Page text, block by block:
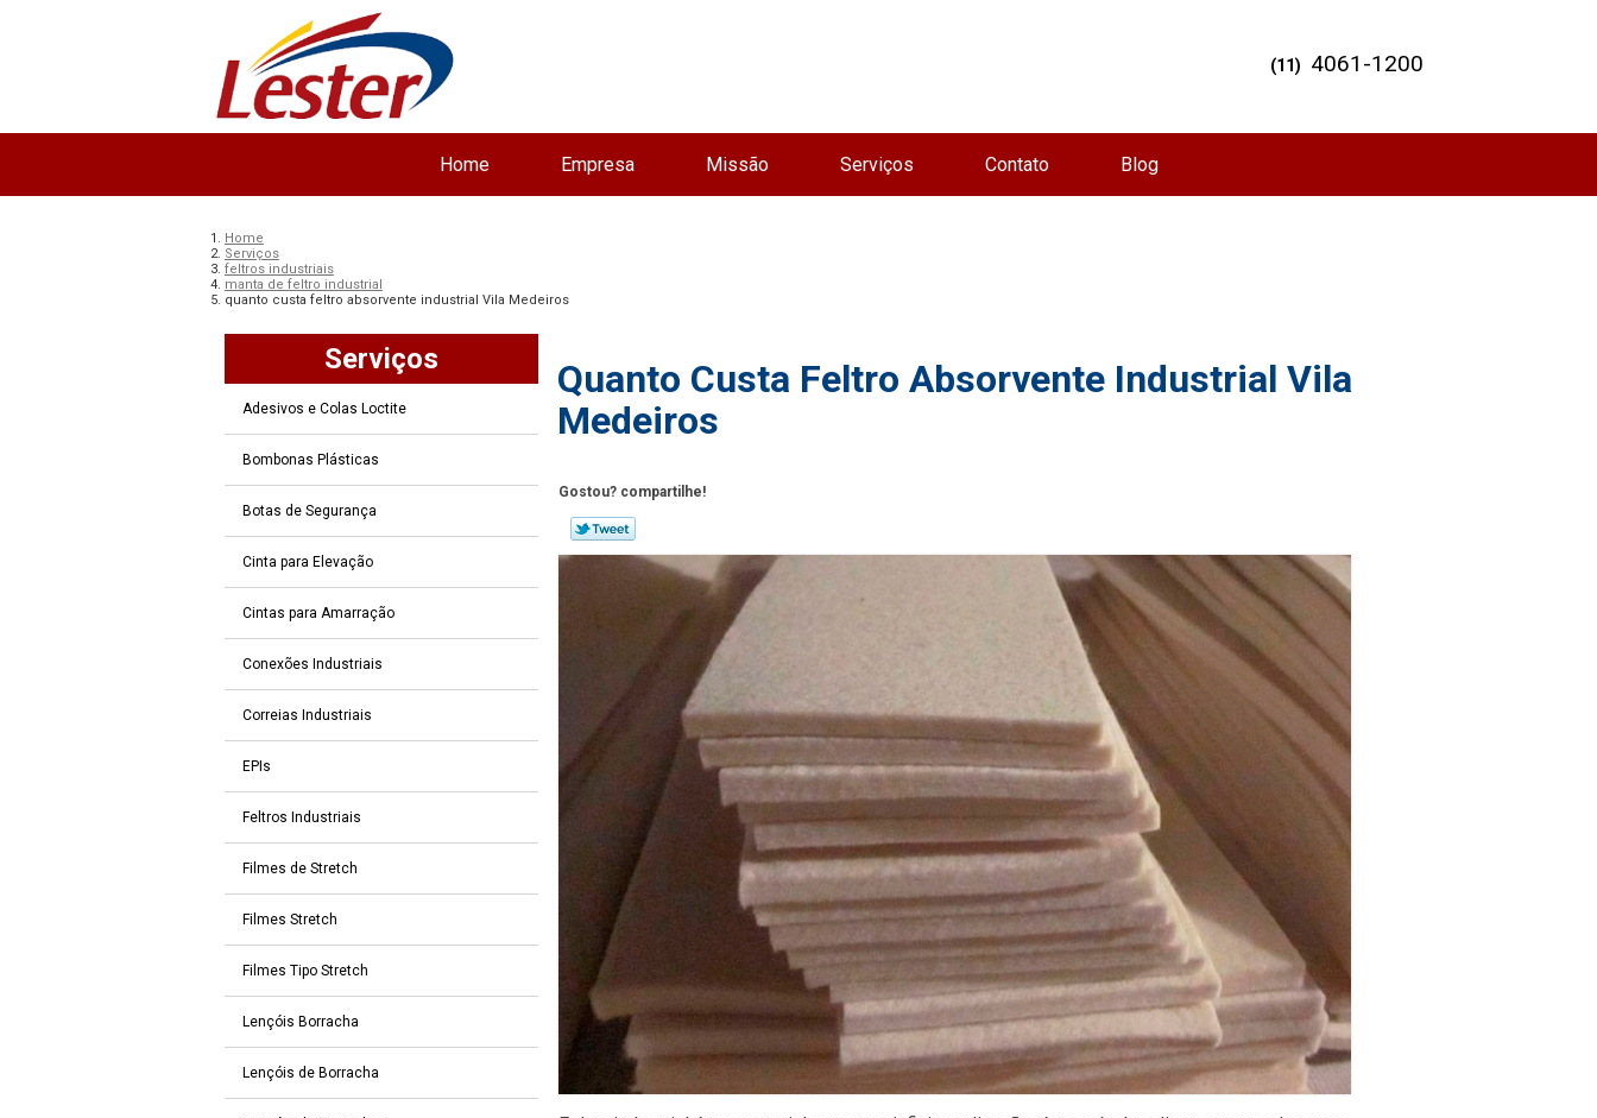
Home Empresa Missão Serviços Contato Blog
(11) 4061-1200
Home
Serviços
feltros industriais
manta de feltro industrial
quanto custa feltro absorvente industrial Vila Medeiros
Serviços
Adesivos e Colas Loctite
Bombonas Plásticas
Botas de Segurança
Cinta para Elevação
Cintas para Amarração
Conexões Industriais
Correias Industriais
EPIs
Feltros Industriais
Filmes de Stretch
Filmes Stretch
Filmes Tipo Stretch
Lençóis Borracha
Lençóis de Borracha
Quanto Custa Feltro Absorvente Industrial Vila
Medeiros
Gostou? compartilhe!